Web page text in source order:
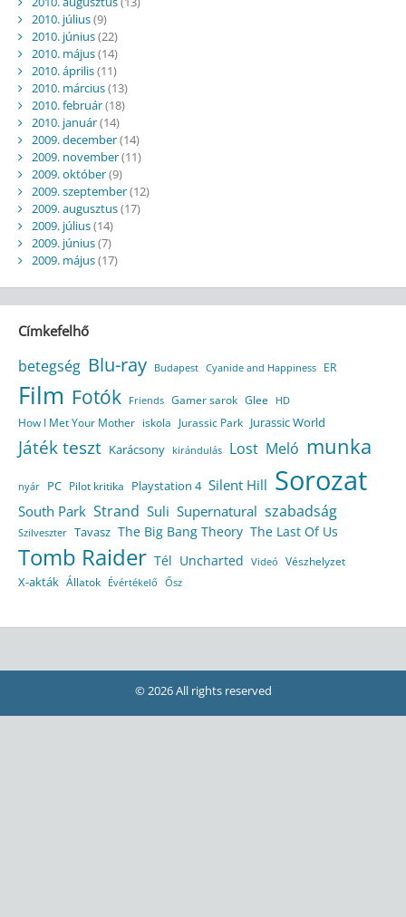
2010. július(9)
2010. június(22)
2010. május(14)
2010. április(11)
2010. március(13)
2010. február(18)
2010. január(14)
2009. december(14)
2009. november(11)
2009. október(9)
2009. szeptember(12)
2009. augusztus(17)
2009. július(14)
2009. június(7)
2009. május(17)
Címkefelhő
betegség Blu-ray Budapest Cyanide and Happiness ER
Film Fotók Friends Gamer sarok Glee HD
How I Met Your Mother iskola Jurassic Park Jurassic World
Játék teszt Karácsony kirándulás Lost Meló munka
nyár PC Pilot kritika Playstation 4 Silent Hill Sorozat
South Park Strand Suli Supernatural szabadság
Szilveszter Tavasz The Big Bang Theory The Last Of Us
Tomb Raider Tél Uncharted Videó Vészhelyzet
X-akták Állatok Évértékelő Ősz
© 2026 All rights reserved